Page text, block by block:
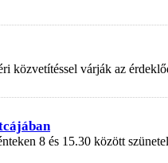
közvetítéssel várják az
8 és 15.30 között